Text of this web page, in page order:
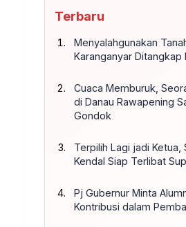
Terbaru
Menyalahgunakan
Karanganyar Ditangkap
Cuaca Memburuk,
di Danau Rawapening
Gondok
Terpilih Lagi jadi Ketua,
Kendal Siap Terlibat
Pj Gubernur Minta
Kontribusi dalam